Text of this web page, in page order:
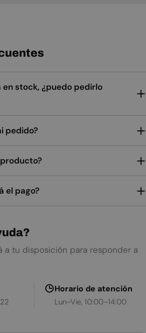
stock, ¿puedo pedirlo
pedido?
el pago?
a tu disposición para responder a
Horario de atención
Lun–Vie, 10:00–14:00